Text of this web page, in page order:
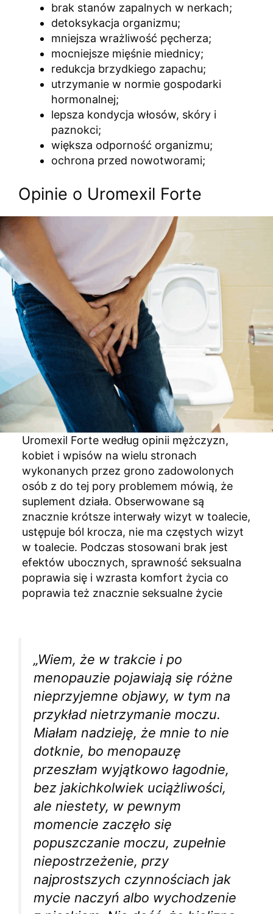
brak stanów zapalnych w nerkach;
detoksykacja organizmu;
mniejsza wrażliwość pęcherza;
mocniejsze mięśnie miednicy;
redukcja brzydkiego zapachu;
utrzymanie w normie gospodarki
hormonalnej;
lepsza kondycja włosów, skóry i
paznokci;
większa odporność organizmu;
ochrona przed nowotworami;
Opinie o Uromexil Forte
Uromexil Forte według opinii mężczyzn,
kobiet i wpisów na wielu stronach
wykonanych przez grono zadowolonych
osób z do tej pory problemem mówią, że
suplement działa. Obserwowane są
znacznie krótsze interwały wizyt w toalecie,
ustępuje ból krocza, nie ma częstych wizyt
w toalecie. Podczas stosowani brak jest
efektów ubocznych, sprawność seksualna
poprawia się i wzrasta komfort życia co
poprawia też znacznie seksualne życie
„Wiem, że w trakcie i po
menopauzie pojawiają się różne
nieprzyjemne objawy, w tym na
przykład nietrzymanie moczu.
Miałam nadzieję, że mnie to nie
dotknie, bo menopauzę
przeszłam wyjątkowo łagodnie,
bez jakichkolwiek uciążliwości,
ale niestety, w pewnym
momencie zaczęło się
popuszczanie moczu, zupełnie
niepostrzeżenie, przy
najprostszych czynnościach jak
mycie naczyń albo wychodzenie